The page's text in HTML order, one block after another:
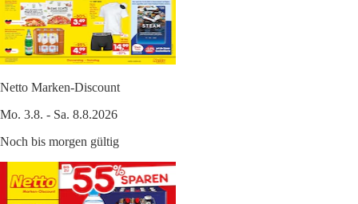
Netto Marken-Discount
Mo. 3.8. - Sa. 8.8.2026
Noch bis morgen gültig